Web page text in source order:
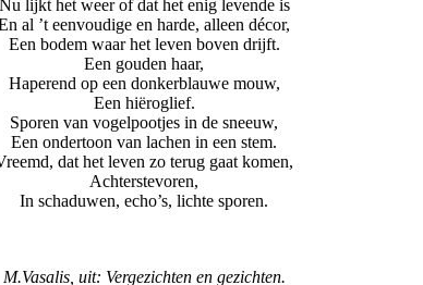
Nu lijkt het weer of dat het enig levende is
al ’t eenvoudige en harde, alleen décor,
Een bodem waar het leven boven drijft.
Een gouden haar,
Haperend op een donkerblauwe mouw,
Een hiëroglief.
Sporen van vogelpootjes in de sneeuw,
Een ondertoon van lachen in een stem.
dat het leven zo terug gaat komen,
Achterstevoren,
In schaduwen, echo’s, lichte sporen.
M.Vasalis, uit: Vergezichten en gezichten.